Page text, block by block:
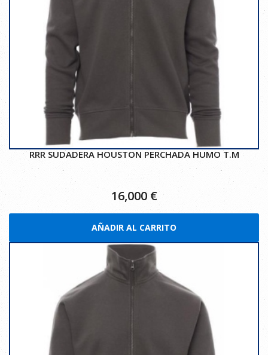
RRR SUDADERA HOUSTON PERCHADA HUMO T.M
16,000 €
AÑADIR AL CARRITO